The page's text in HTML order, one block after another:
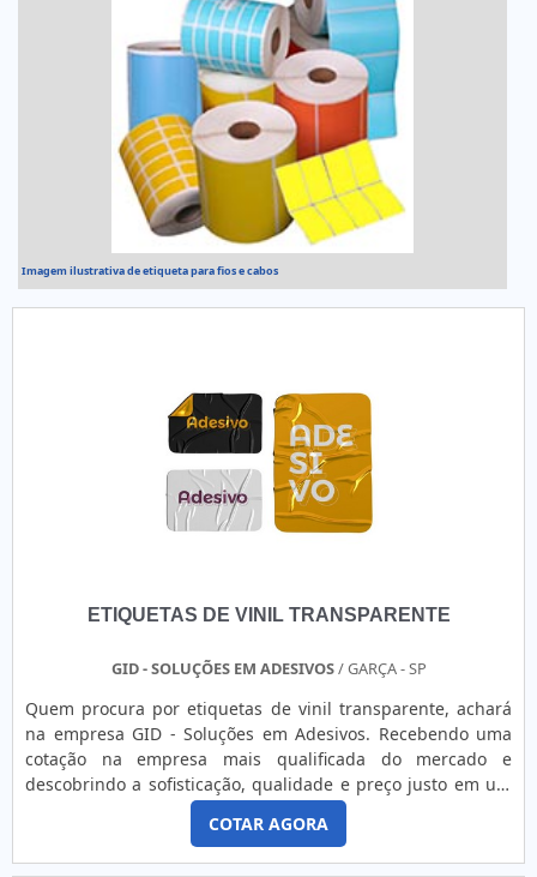
Imagem ilustrativa de etiqueta para fios e cabos
ETIQUETAS DE VINIL TRANSPARENTE
GID - SOLUÇÕES EM ADESIVOS/ GARÇA - SP
Quem procura por etiquetas de vinil transparente, achará
na empresa GID - Soluções em Adesivos. Recebendo uma
cotação na empresa mais qualificada do mercado e
descobrindo a sofisticação, qualidade e preço justo em um
só lugar.UM POUCO MAIS SOBRE ETIQUETAS DE VINIL
TRANSPARENTESe alguém quer achar etiquetas de vinil
transparente em uma empresa que preza pela segurança,
COTAR AGORA